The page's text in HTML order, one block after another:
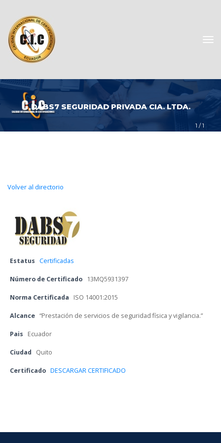
1 / 1
DABS7 SEGURIDAD PRIVADA CIA. LTDA.
Volver al directorio
Estatu Certificada
Número de Certificado 13MQ5931397
Norma Certificada ISO 14001:2015
Alcance “Prestación de servicios de seguridad física y vigilancia.”
Pai Ecuador
Ciudad Quito
Certificado DESCARGAR CERTIFICADO